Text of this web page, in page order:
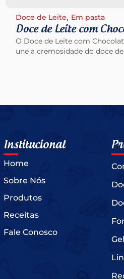
Doce de Leite, Em pasta
Doce de Leite com
O Doce de Leite com
une a cremosidade do doce de
Institucional
Home
Sobre Nós
Produtos
Receitas
Fale Conosco